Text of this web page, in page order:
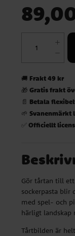
🚚 Frakt 49 kr
🎁Gratis frakt
📄 Betala
🌱Svanenmärkt
✅Officiellt
Gör tårtan till
sockerpasta blir
med spel- och
härligt
Tårtbilden är